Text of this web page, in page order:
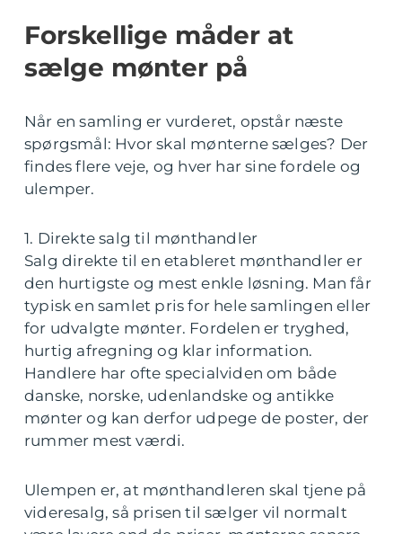
Forskellige måder at
sælge mønter på
Når en samling er vurderet, opstår næste
spørgsmål: Hvor skal mønterne sælges? Der
findes flere veje, og hver har sine fordele og
ulemper.
1. Direkte salg til mønthandler
Salg direkte til en etableret mønthandler er
den hurtigste og mest enkle løsning. Man får
typisk en samlet pris for hele samlingen eller
for udvalgte mønter. Fordelen er tryghed,
hurtig afregning og klar information.
Handlere har ofte specialviden om både
danske, norske, udenlandske og antikke
mønter og kan derfor udpege de poster, der
rummer mest værdi.
Ulempen er, at mønthandleren skal tjene på
videresalg, så prisen til sælger vil normalt